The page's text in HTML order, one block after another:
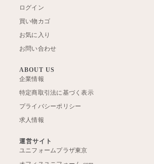
ログイン
買い物カゴ
お気に入り
お問い合わせ
ABOUT US
企業情報
特定商取引法に基づく表示
プライバシーポリシー
求人情報
運営サイト
ユニフォームプラザ東京